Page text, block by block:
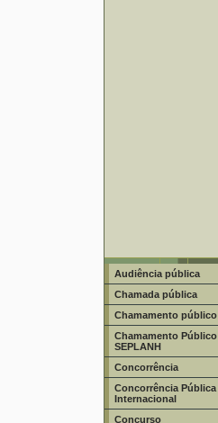
Audiência pública
Chamada pública
Chamamento público
Chamamento Público
SEPLANH
Concorrência
Concorrência Pública
Internacional
Concurso